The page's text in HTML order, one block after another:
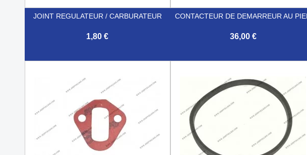
JOINT REGULATEUR / CARBURATEUR
1,80 €
CONTACTEUR DE DEMARREUR AU
36,00 €